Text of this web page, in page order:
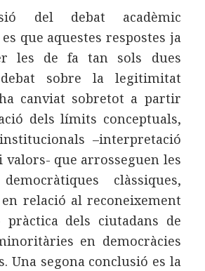
del debat acadèmic
que aquestes respostes ja
les de fa tan sols dues
sobre la legitimitat
canviat sobretot a partir
dels límits conceptuals,
–interpretació
valors- que arrosseguen les
clàssiques,
relació al reconeixement
pràctica dels ciutadans de
en democràcies
Una segona conclusió es la